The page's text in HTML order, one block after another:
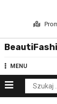
MENU
Szukaj: